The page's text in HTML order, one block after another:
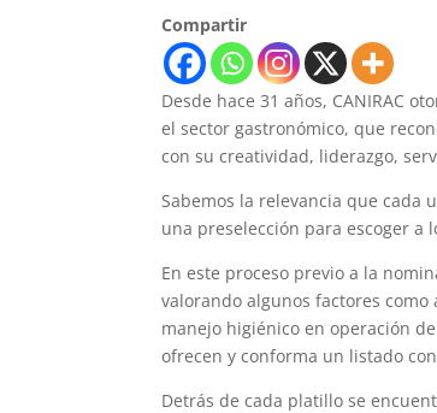
Compartir
Desde hace 31 años, CANIRAC
el sector gastronómico, que
con su creatividad, liderazgo,
Sabemos la relevancia que
una preselección para escoger a
En este proceso previo a la
valorando algunos factores
manejo higiénico en operación
ofrecen y conforma un listado
Detrás de cada platillo se